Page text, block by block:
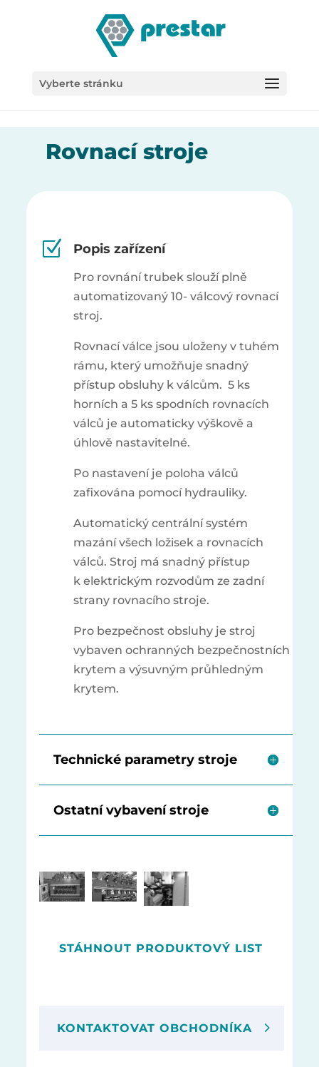
Vyberte stránku
Rovnací stroje
Z Popis zařízení
Pro rovnání trubek slouží plně
automatizovaný 10- válcový rovnací
stroj.
Rovnací válce jsou uloženy v tuhém
rámu, který umožňuje snadný
přístup obsluhy k válcům. 5 ks
horních a 5 ks spodních rovnacích
válců je automaticky výškově a
úhlově nastavitelné.
Po nastavení je poloha válců
zafixována pomocí hydrauliky.
Automatický centrální systém
mazání všech ložisek a rovnacích
válců. Stroj má snadný přístup
k elektrickým rozvodům ze zadní
strany rovnacího stroje.
Pro bezpečnost obsluhy je stroj
vybaven ochranných bezpečnostních
krytem a výsuvným průhledným
krytem.
Technické parametry stroje
Ostatní vybavení stroje
STÁHNOUT PRODUKTOVÝ LIST
KONTAKTOVAT OBCHODNÍKA